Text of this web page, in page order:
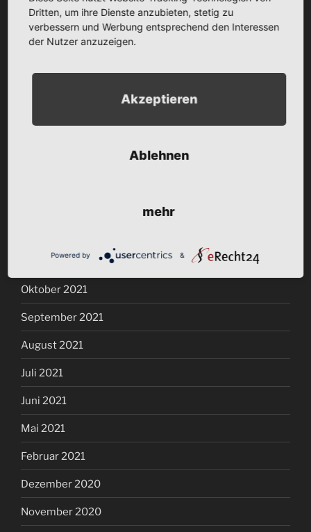
September 2022
August 2022
Mai 2022
November 2021
Oktober 2021
September 2021
August 2021
Juli 2021
Juni 2021
Mai 2021
Februar 2021
Dezember 2020
November 2020
Dritten, um ihre Dienste anzubieten, stetig zu
verbessern und Werbung entsprechend den Interessen
der Nutzer anzuzeigen.
Akzeptieren
Ablehnen
mehr
Powered by &